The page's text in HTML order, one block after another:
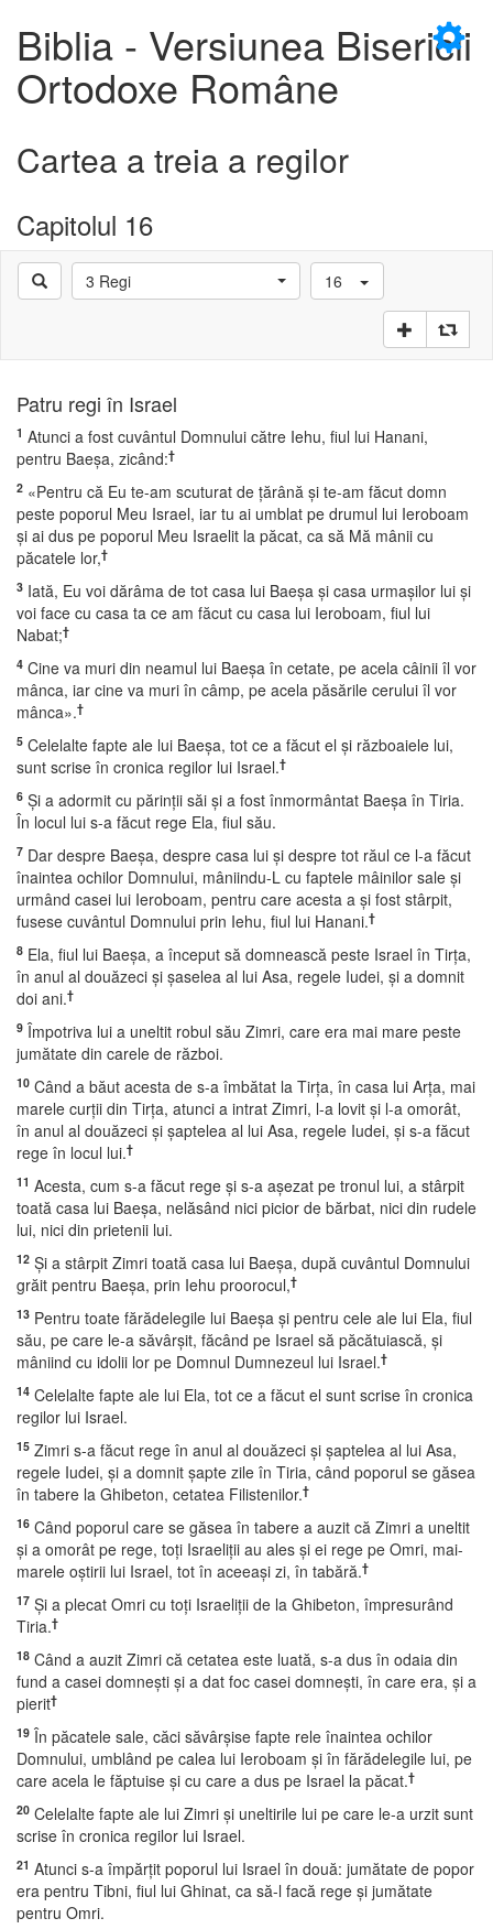
×
Biblia - Versiunea Bisericii
Ortodoxe Române
Cartea a treia a regilor
Capitolul 16
3 Regi 16
Patru regi în Israel
1 Atunci a fost cuvântul Domnului către Iehu, fiul lui Hanani,
pentru Baeşa, zicând:†
2 «Pentru că Eu te-am scuturat de ţărână şi te-am făcut domn
peste poporul Meu Israel, iar tu ai umblat pe drumul lui Ieroboam
şi ai dus pe poporul Meu Israelit la păcat, ca să Mă mânii cu
păcatele lor,†
3 Iată, Eu voi dărâma de tot casa lui Baeşa şi casa urmaşilor lui şi
voi face cu casa ta ce am făcut cu casa lui Ieroboam, fiul lui
Nabat;†
4 Cine va muri din neamul lui Baeşa în cetate, pe acela câinii îl vor
mânca, iar cine va muri în câmp, pe acela păsările cerului îl vor
mânca».†
5 Celelalte fapte ale lui Baeşa, tot ce a făcut el şi războaiele lui,
sunt scrise în cronica regilor lui Israel.†
6 Şi a adormit cu părinţii săi şi a fost înmormântat Baeşa în Tiria.
În locul lui s-a făcut rege Ela, fiul său.
7 Dar despre Baeşa, despre casa lui şi despre tot răul ce l-a făcut
înaintea ochilor Domnului, mâniindu-L cu faptele mâinilor sale şi
urmând casei lui Ieroboam, pentru care acesta a şi fost stârpit,
fusese cuvântul Domnului prin Iehu, fiul lui Hanani.†
8 Ela, fiul lui Baeşa, a început să domnească peste Israel în Tirţa,
în anul al douăzeci şi şaselea al lui Asa, regele Iudei, şi a domnit
doi ani.†
9 Împotriva lui a uneltit robul său Zimri, care era mai mare peste
jumătate din carele de război.
10 Când a băut acesta de s-a îmbătat la Tirţa, în casa lui Arţa, mai
marele curţii din Tirţa, atunci a intrat Zimri, l-a lovit şi l-a omorât,
în anul al douăzeci şi şaptelea al lui Asa, regele Iudei, şi s-a făcut
rege în locul lui.†
11 Acesta, cum s-a făcut rege şi s-a aşezat pe tronul lui, a stârpit
toată casa lui Baeşa, nelăsând nici picior de bărbat, nici din rudele
lui, nici din prietenii lui.
12 Şi a stârpit Zimri toată casa lui Baeşa, după cuvântul Domnului
grăit pentru Baeşa, prin Iehu proorocul,†
13 Pentru toate fărădelegile lui Baeşa şi pentru cele ale lui Ela, fiul
său, pe care le-a săvârşit, făcând pe Israel să păcătuiască, şi
mâniind cu idolii lor pe Domnul Dumnezeul lui Israel.†
14 Celelalte fapte ale lui Ela, tot ce a făcut el sunt scrise în cronica
regilor lui Israel.
15 Zimri s-a făcut rege în anul al douăzeci şi şaptelea al lui Asa,
regele Iudei, şi a domnit şapte zile în Tiria, când poporul se găsea
în tabere la Ghibeton, cetatea Filistenilor.†
16 Când poporul care se găsea în tabere a auzit că Zimri a uneltit
şi a omorât pe rege, toţi Israeliţii au ales şi ei rege pe Omri, mai-
marele oştirii lui Israel, tot în aceeaşi zi, în tabără.†
17 Şi a plecat Omri cu toţi Israeliţii de la Ghibeton, împresurând
Tiria.†
18 Când a auzit Zimri că cetatea este luată, s-a dus în odaia din
fund a casei domneşti şi a dat foc casei domneşti, în care era, şi a
pierit†
19 În păcatele sale, căci săvârşise fapte rele înaintea ochilor
Domnului, umblând pe calea lui Ieroboam şi în fărădelegile lui, pe
care acela le făptuise şi cu care a dus pe Israel la păcat.†
20 Celelalte fapte ale lui Zimri şi uneltirile lui pe care le-a urzit sunt
scrise în cronica regilor lui Israel.
21 Atunci s-a împărţit poporul lui Israel în două: jumătate de popor
era pentru Tibni, fiul lui Ghinat, ca să-l facă rege şi jumătate
pentru Omri.